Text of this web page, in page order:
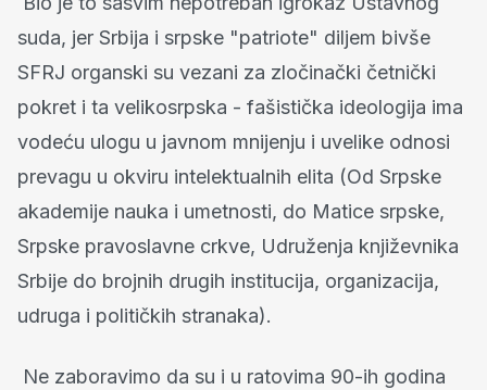
suda, jer Srbija i srpske "patriote" diljem bivše
SFRJ organski su vezani za zločinački četnički
pokret i ta velikosrpska - fašistička ideologija ima
vodeću ulogu u javnom mnijenju i uvelike odnosi
prevagu u okviru intelektualnih elita (Od Srpske
akademije nauka i umetnosti, do Matice srpske,
Srpske pravoslavne crkve, Udruženja književnika
Srbije do brojnih drugih institucija, organizacija,
udruga i političkih stranaka).
Ne zaboravimo da su i u ratovima 90-ih godina